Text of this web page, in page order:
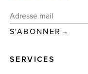
→
SERVICES